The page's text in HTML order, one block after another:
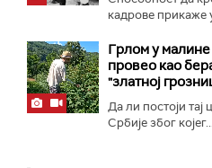
кадрове прикаже
Грлом у
провео као
"златној
Да ли постоји
Србије због којег...